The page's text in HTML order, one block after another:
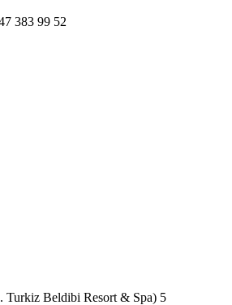
383 99 52
Turkiz Beldibi Resort & Spa) 5